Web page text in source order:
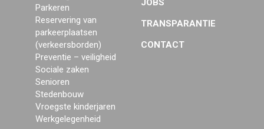
Parkeren
Reservering van
parkeerplaatsen
(verkeersborden)
Preventie – veiligheid
Sociale zaken
Senioren
Stedenbouw
Vroegste kinderjaren
Werkgelegenheid
JOBS
TRANSPARANTIE
CONTACT